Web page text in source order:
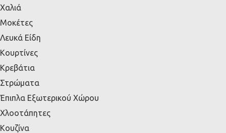
Χαλιά
Μοκέτες
Λευκά Είδη
Κουρτίνες
Κρεβάτια
Στρώματα
Έπιπλα Εξωτερικού Χώρου
Χλοοτάπητες
Κουζίνα